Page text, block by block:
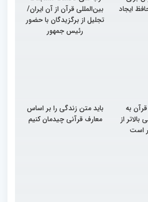
حافظ ایجاد
بین‌المللی قرآن از آن ایران/
تجلیل از برگزیدگان با حضور
رئیس جمهور
به
بالاتر از
است
باید متن زندگی را بر اساس
معارف قرآنی چیدمان کنیم